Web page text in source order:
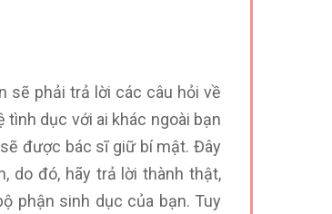
sẽ phải trả lời các câu hỏi về
tình dục với ai khác ngoài bạn
được bác sĩ giữ bí mật. Đây
do đó, hãy trả lời thành thật,
phận sinh dục của bạn. Tuy